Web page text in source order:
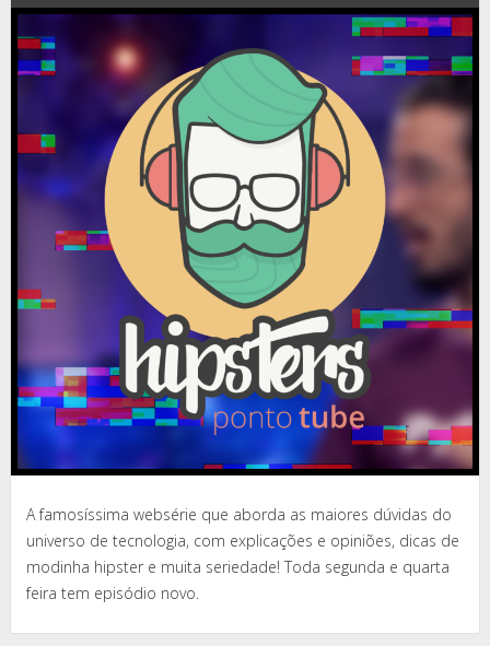
A famosíssima websérie que aborda as maiores dúvidas do
universo de tecnologia, com explicações e opiniões, dicas de
modinha hipster e muita seriedade! Toda segunda e quarta
feira tem episódio novo.